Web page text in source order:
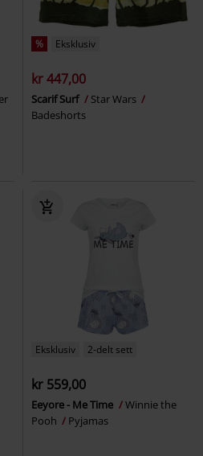
% Eksklusiv
kr 447,00
Scarif Surf
Star Wars
Badeshorts
Eksklusiv 2-delt sett
kr 559,00
Eeyore - Me Time
Winnie the
Pooh
Pyjamas